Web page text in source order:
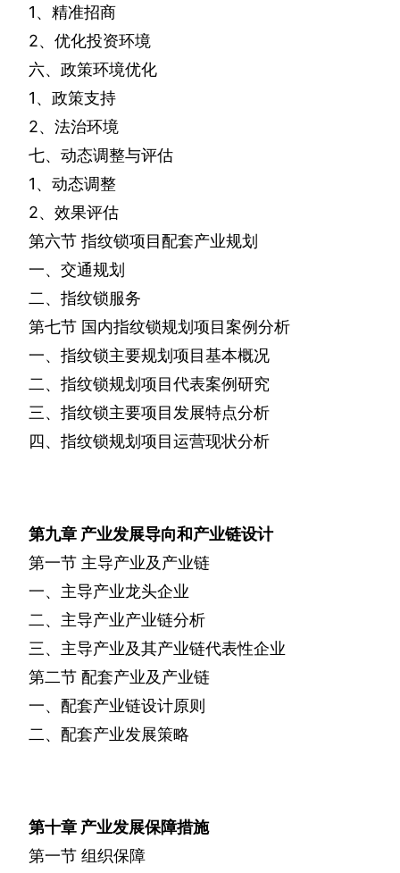
1、精准招商
2、优化投资环境
六、政策环境优化
1、政策支持
2、法治环境
七、动态调整与评估
1、动态调整
2、效果评估
第六节 指纹锁项目配套产业规划
一、交通规划
二、指纹锁服务
第七节 国内指纹锁规划项目案例分析
一、指纹锁主要规划项目基本概况
二、指纹锁规划项目代表案例研究
三、指纹锁主要项目发展特点分析
四、指纹锁规划项目运营现状分析
第九章 产业发展导向和产业链设计
第一节 主导产业及产业链
一、主导产业龙头企业
二、主导产业产业链分析
三、主导产业及其产业链代表性企业
第二节 配套产业及产业链
一、配套产业链设计原则
二、配套产业发展策略
第十章 产业发展保障措施
第一节 组织保障